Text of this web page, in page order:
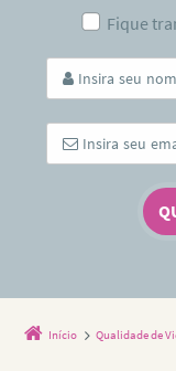
Fique
Início Qualidade de